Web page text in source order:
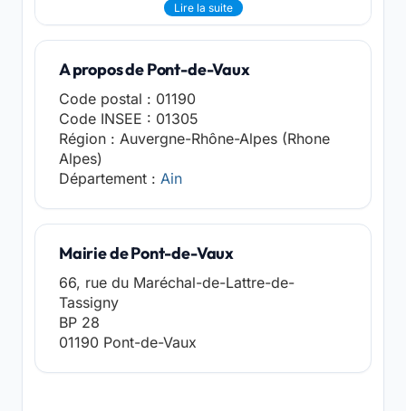
Lire la suite
A propos de Pont-de-Vaux
Code postal : 01190
Code INSEE : 01305
Région : Auvergne-Rhône-Alpes (Rhone
Alpes)
Département : Ain
Mairie de Pont-de-Vaux
66, rue du Maréchal-de-Lattre-de-
Tassigny
BP 28
01190 Pont-de-Vaux